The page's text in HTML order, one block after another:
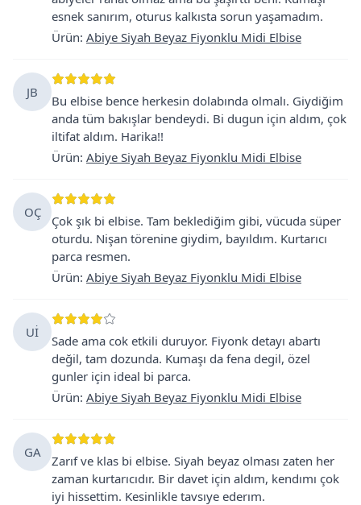
esnek sanırım, oturus kalkısta sorun yaşamadım.
Ürün: Abiye Siyah Beyaz Fiyonklu Midi Elbise
JB
Bu elbise bence herkesin dolabında olmalı. Giydiğim
anda tüm bakışlar bendeydi. Bi dugun için aldım, çok
iltifat aldım. Harika!!
Ürün: Abiye Siyah Beyaz Fiyonklu Midi Elbise
OÇ
Çok şık bi elbise. Tam beklediğim gibi, vücuda süper
oturdu. Nişan törenine giydim, bayıldım. Kurtarıcı
parca resmen.
Ürün: Abiye Siyah Beyaz Fiyonklu Midi Elbise
Uİ
Sade ama cok etkili duruyor. Fiyonk detayı abartı
değil, tam dozunda. Kumaşı da fena degil, özel
gunler için ideal bi parca.
Ürün: Abiye Siyah Beyaz Fiyonklu Midi Elbise
GA
Zarıf ve klas bi elbise. Siyah beyaz olması zaten her
zaman kurtarıcıdır. Bir davet için aldım, kendımı çok
iyi hissettim. Kesinlikle tavsıye ederım.